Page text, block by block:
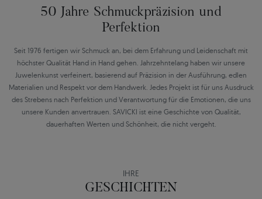
50 Jahre Schmuckpräzision und
Perfektion
Seit 1976 fertigen wir Schmuck an, bei dem Erfahrung und Leidenschaft mit
höchster Qualität Hand in Hand gehen. Jahrzehntelang haben wir unsere
Juwelenkunst verfeinert, basierend auf Präzision in der Ausführung, edlen
Materialien und Respekt vor dem Handwerk. Jedes Projekt ist für uns Ausdruck
des Strebens nach Perfektion und Verantwortung für die Emotionen, die uns
unsere Kunden anvertrauen. SAVICKI ist eine Geschichte von Qualität,
dauerhaften Werten und Schönheit, die nicht vergeht.
IHRE
GESCHICHTEN